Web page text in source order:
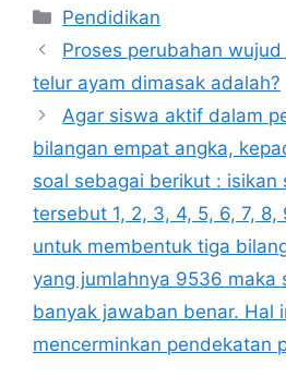
Kategori
Pendidikan
Proses perubahan
telur ayam dimasak adalah?
Agar siswa aktif dalam
bilangan empat angka,
soal sebagai berikut : isikan
tersebut 1, 2, 3, 4, 5, 6, 7, 8,
untuk membentuk tiga
yang jumlahnya 9536 maka
banyak jawaban benar. Hal
mencerminkan pendekatan